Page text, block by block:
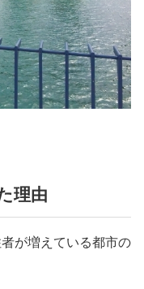
理由
が増えている都市の